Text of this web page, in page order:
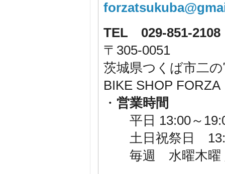
TEL 029-851-2108
〒305-0051
茨城県つくば市二
BIKE SHOP
・ 営業時間
平日 13:00～
土日祝祭日
毎週 水曜木曜